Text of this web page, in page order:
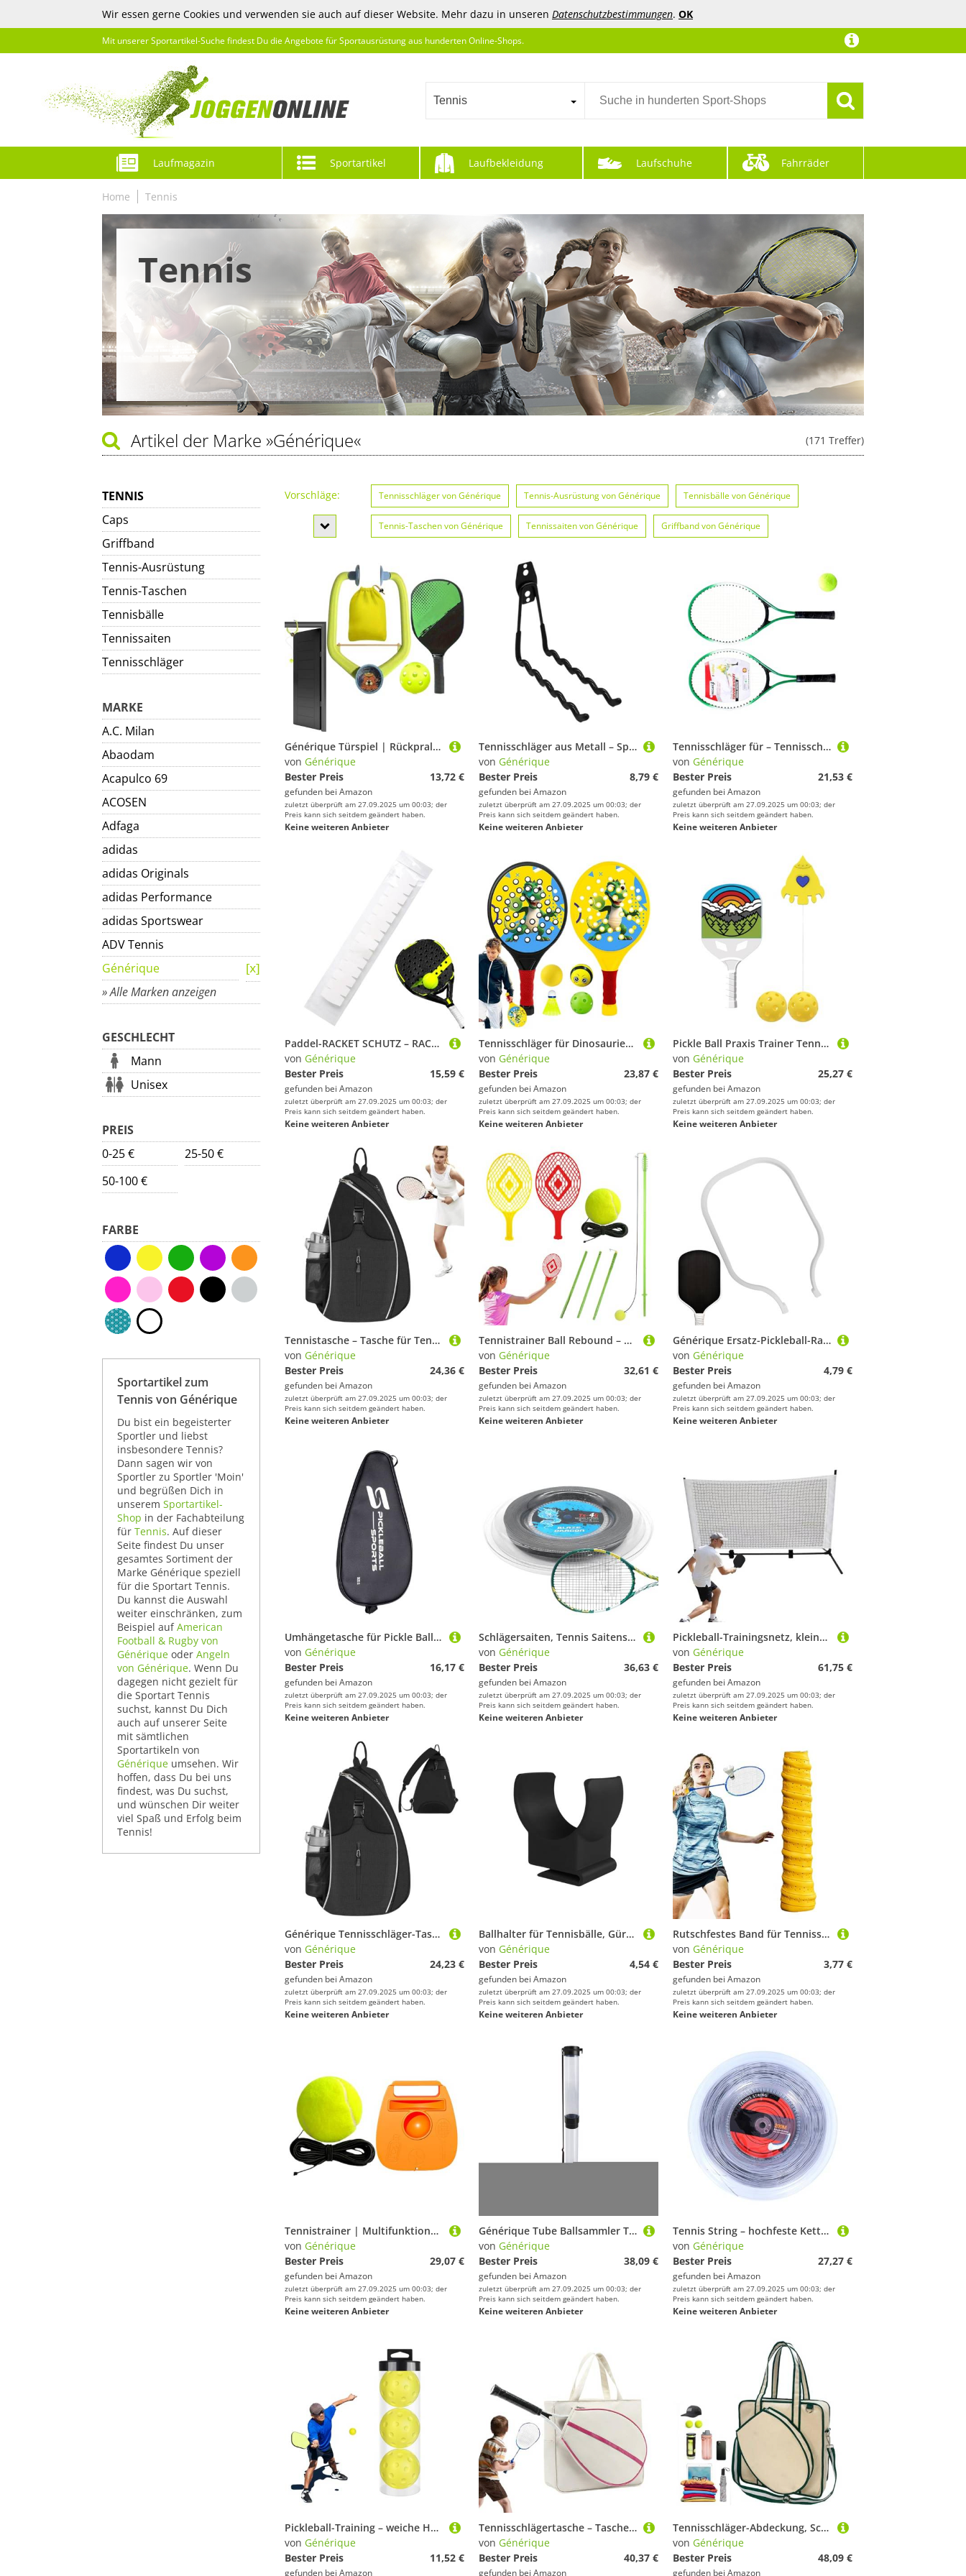
Wir essen gerne Cookies und verwenden sie auch auf dieser Website. Mehr dazu in unseren Datenschutzbestimmungen. OK
Mit unserer Sportartikel-Suche findest Du die Angebote für Sportausrüstung aus hunderten Online-Shops.
Tennis
Laufmagazin Sportartikel Laufbekleidung Laufschuhe Fahrräder
Home Tennis
Tennis
(171 Treffer)
Artikel der Marke »Générique«
TENNIS
Caps
Griffband
Tennis-Ausrüstung
Tennis-Taschen
Tennisbälle
Tennissaiten
Tennisschläger
MARKE
A.C. Milan
Abaodam
Acapulco 69
ACOSEN
Adfaga
adidas
adidas Originals
adidas Performance
adidas Sportswear
ADV Tennis
Générique
» Alle Marken anzeigen
GESCHLECHT
Mann
Unisex
PREIS
0-25 €
25-50 €
50-100 €
FARBE
Sportartikel zum
Tennis von Générique
Du bist ein begeisterter
Sportler und liebst
insbesondere Tennis?
Dann sagen wir von
Sportler zu Sportler 'Moin'
und begrüßen Dich in
unserem Sportartikel-
Shop in der Fachabteilung
für Tennis. Auf dieser
Seite findest Du unser
gesamtes Sortiment der
Marke Générique speziell
für die Sportart Tennis.
Du kannst die Auswahl
weiter einschränken, zum
Beispiel aufAmerican
Football & Rugby von
Générique oder Angeln
von Générique. Wenn Du
dagegen nicht gezielt für
die Sportart Tennis
suchst, kannst Du Dich
auch auf unserer Seite
mit sämtlichen
Sportartikeln von
Générique umsehen. Wir
hoffen, dass Du bei uns
findest, was Du suchst,
und wünschen Dir weiter
viel Spaß und Erfolg beim
Tennis!
Vorschläge: Tennisschläger von Générique Tennis-Ausrüstung von Générique Tennisbälle von Générique
Tennis-Taschen von Générique Tennissaiten von Générique Griffband von Générique
Générique Türspiel | Rückprallgerät für Training | Tragbare Ausrüstung mit verstellbarem Schläger für und Erwachsene individuelles Training
von Générique
Bester Preis
13,72 €
gefunden bei Amazon
zuletzt überprüft am 27.09.2025 um 00:03; der
Preis kann sich seitdem geändert haben.
Keine weiteren Anbieter
Tennisschläger aus Metall – Speicherung des Platzes, sichere Geschwindigkeit | verstärkte Palette Display, schwere Ausrüstung, Organizer
von Générique
Bester Preis
8,79 €
gefunden bei Amazon
zuletzt überprüft am 27.09.2025 um 00:03; der
Preis kann sich seitdem geändert haben.
Keine weiteren Anbieter
Tennisschläger für – Tennisschläger mit Umhängetasche | Tennisschläger für Anfänger, 1 Paar Tennisschläger für Anfänger, Geburtstagsgeschenk
von Générique
Bester Preis
21,53 €
gefunden bei Amazon
zuletzt überprüft am 27.09.2025 um 00:03; der
Preis kann sich seitdem geändert haben.
Keine weiteren Anbieter
Paddel-RACKET SCHUTZ – RACKET Protection Band | Badmintonschutz für Paddle – Kopf- und Tennisschläge | Aufkleber für Tennis, Schlägersport-Zubehör für Männer und Frauen
von Générique
Bester Preis
15,59 €
gefunden bei Amazon
zuletzt überprüft am 27.09.2025 um 00:03; der
Preis kann sich seitdem geändert haben.
Keine weiteren Anbieter
Tennisschläger für Dinosaurier, mit 2 leichten Paddles | leichtes Sportzubehör für Outdoor-Aktivitäten tragbar
von Générique
Bester Preis
23,87 €
gefunden bei Amazon
zuletzt überprüft am 27.09.2025 um 00:03; der
Preis kann sich seitdem geändert haben.
Keine weiteren Anbieter
Pickle Ball Praxis Trainer Tennis Trainer Tennis Trainer Solo-Trainingswerkzeug Trainingsgerät Trainingsgerät Trainingsgerät Ballbouncher Ball Bouncer Ausrüstung
von Générique
Bester Preis
25,27 €
gefunden bei Amazon
zuletzt überprüft am 27.09.2025 um 00:03; der
Preis kann sich seitdem geändert haben.
Keine weiteren Anbieter
Tennistasche – Tasche für Tennisschläger | Pickleball-Rucksack für Herren für Herren, Badmintonschläger-Organizer, Fitnesstraining, Schulterträger
von Générique
Bester Preis
24,36 €
gefunden bei Amazon
zuletzt überprüft am 27.09.2025 um 00:03; der
Preis kann sich seitdem geändert haben.
Keine weiteren Anbieter
Tennistrainer Ball Rebound – Tragbares Solo Tennis Set, Freizeit, Sport & Games Schlagfeedback Swing Drill Play Spieler Person Athlete Court Games
von Générique
Bester Preis
32,61 €
gefunden bei Amazon
zuletzt überprüft am 27.09.2025 um 00:03; der
Preis kann sich seitdem geändert haben.
Keine weiteren Anbieter
Générique Ersatz-Pickleball-Randschutz | Ersatzband für Pickleball-Schläger | gewichtetes Trainingszubehör für Erwachsene und Anfänger
von Générique
Bester Preis
4,79 €
gefunden bei Amazon
zuletzt überprüft am 27.09.2025 um 00:03; der
Preis kann sich seitdem geändert haben.
Keine weiteren Anbieter
Umhängetasche für Pickle Ball – Umhängetasche Outdoor Tennisschläger Rucksack – Sportzubehör für Badminton Bälle Wasserflasche Reise Camping Turniere Club Fitness
von Générique
Bester Preis
16,17 €
gefunden bei Amazon
zuletzt überprüft am 27.09.2025 um 00:03; der
Preis kann sich seitdem geändert haben.
Keine weiteren Anbieter
Schlägersaiten, Tennis Saitenspule - 4G Schlägersaite Tennisseil groß | Üben Sie Primärhartschnur, Tennissaiten für intensiven Wettkampf, Quo Training
von Générique
Bester Preis
36,63 €
gefunden bei Amazon
zuletzt überprüft am 27.09.2025 um 00:03; der
Preis kann sich seitdem geändert haben.
Keine weiteren Anbieter
Pickleball-Trainingsnetz, kleines Pickleball-Netz, Dink | Kompaktes Tennisball-Trainingsnetz – Gurkenausrüstung für Garten, Auffahrt, Park, , Straße
von Générique
Bester Preis
61,75 €
gefunden bei Amazon
zuletzt überprüft am 27.09.2025 um 00:03; der
Preis kann sich seitdem geändert haben.
Keine weiteren Anbieter
Générique Tennisschläger-Taschen, Schultertasche, Fitness-Training im Freien, Rucksack mit großer Kapazität für Tennis bis Pickleball, Badminton-Organizer
von Générique
Bester Preis
24,23 €
gefunden bei Amazon
zuletzt überprüft am 27.09.2025 um 00:03; der
Preis kann sich seitdem geändert haben.
Keine weiteren Anbieter
Ballhalter für Tennisbälle, Gürtelclip, Gürtelclip, Ballhalter für Tennis – Sportausrüstung, Aufbewahrung, sicherer Griff, für Hinterhof, Fitnessstudio, praktisch, Outdoor
von Générique
Bester Preis
4,54 €
gefunden bei Amazon
zuletzt überprüft am 27.09.2025 um 00:03; der
Preis kann sich seitdem geändert haben.
Keine weiteren Anbieter
Rutschfestes Band für Tennisschläger, Griffband für Tennisschläger, Griffband für Badminton, Griffband für Tennisschläger, super saugfähig, rutschfest
von Générique
Bester Preis
3,77 €
gefunden bei Amazon
zuletzt überprüft am 27.09.2025 um 00:03; der
Preis kann sich seitdem geändert haben.
Keine weiteren Anbieter
Tennistrainer | Multifunktionale Übungshilfe für Tennisübungen | Ball mit Schnur für Training | Tragbares Tennistrainingswerkzeug für Anfänger
von Générique
Bester Preis
29,07 €
gefunden bei Amazon
zuletzt überprüft am 27.09.2025 um 00:03; der
Preis kann sich seitdem geändert haben.
Keine weiteren Anbieter
Générique Tube Ballsammler Tennisbälle – Tube für Tennisbälle, hohe Kapazität mit verstellbarem Schultergurt für Personal, Teams, Turnier-Organizer
von Générique
Bester Preis
38,09 €
gefunden bei Amazon
zuletzt überprüft am 27.09.2025 um 00:03; der
Preis kann sich seitdem geändert haben.
Keine weiteren Anbieter
Tennis String – hochfeste Kette, Tennislinie aus Nylon | Arme-Strine 656 FT ARME, verbessert das Schlagerlebnis, Racettenniszubehör 16 g/1,35 mm, Sportzubehör
von Générique
Bester Preis
27,27 €
gefunden bei Amazon
zuletzt überprüft am 27.09.2025 um 00:03; der
Preis kann sich seitdem geändert haben.
Keine weiteren Anbieter
Pickleball-Training – weiche Hohlräume 74 mm, leise, 3 Stück, leichtes Design | von Pickleball für den Innenbereich, langlebig, für Anfänger und Trainingsspiele
von Générique
Bester Preis
11,52 €
gefunden bei Amazon
Tennisschlägertasche – Tasche für Tennisschläger | Tennisschlägertaschen für Damen | Aufbewahrungsorganisator mit großer Wasserdichtigkeit mit großer Kapazität für Badmi
von Générique
Bester Preis
40,37 €
gefunden bei Amazon
Tennisschläger-Abdeckung, Schlägertasche | Der Tennisschläger aus sollte Tasche, Tennisschlägertasche, Tennistasche, Outdoor-Flaschenhalter sein
von Générique
Bester Preis
48,09 €
gefunden bei Amazon